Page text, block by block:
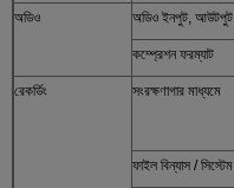
অডিও অডিও ইনপুট, আউটপুট
কম্প্রেশন ফরম্যাট
রেকর্ডিং সংরক্ষণাগার মাধ্যমে
ফাইল বিন্যাস / সিস্টেম